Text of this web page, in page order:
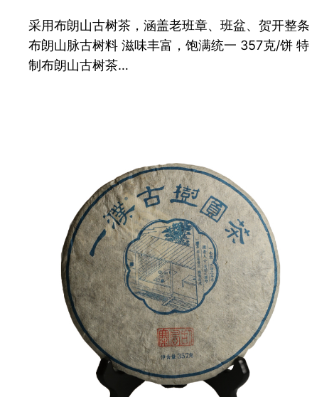
采用布朗山古树茶，涵盖老班章、班盆、贺开整条
布朗山脉古树料 滋味丰富，饱满统一 357克/饼 特
制布朗山古树茶…